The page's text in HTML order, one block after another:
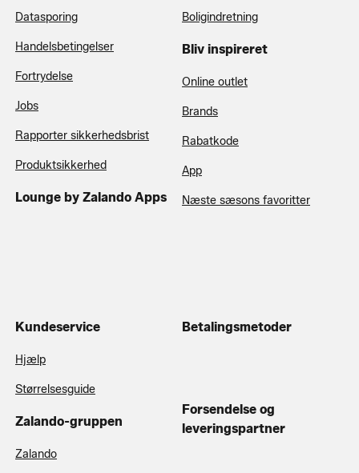
Datasporing
Handelsbetingelser
Fortrydelse
Jobs
Rapporter sikkerhedsbrist
Produktsikkerhed
Lounge by Zalando Apps
Boligindretning
Bliv inspireret
Online outlet
Brands
Rabatkode
App
Næste sæsons favoritter
Kundeservice
Hjælp
Størrelsesguide
Zalando-gruppen
Zalando
Betalingsmetoder
Forsendelse og
leveringspartner